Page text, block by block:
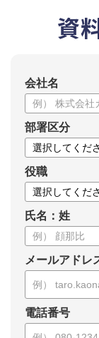
資
会社名
部署区分
役職
氏名：姓
メールアドレ
電話番号